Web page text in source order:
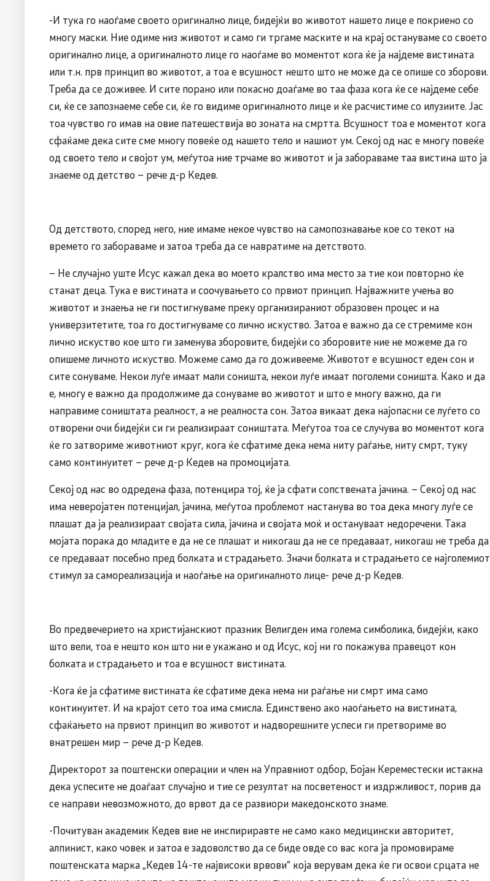
-И тука го наоѓаме своето оригинално лице, бидејќи во животот нашето лице е покриено со
многу маски. Ние одиме низ животот и само ги тргаме маските и на крај остануваме со своето
оригинално лице, а оригиналното лице го наоѓаме во моментот кога ќе ја најдеме вистината
или т.н. прв принцип во животот, а тоа е всушност нешто што не може да се опише со зборови.
Треба да се доживее. И сите порано или покасно доаѓаме во таа фаза кога ќе се најдеме себе
си, ќе се запознаеме себе си, ќе го видиме оригиналното лице и ќе расчистиме со илузиите. Јас
тоа чувство го имав на овие патешествија во зоната на смртта. Всушност тоа е моментот кога
сфаќаме дека сите сме многу повеќе од нашето тело и нашиот ум. Секој од нас е многу повеќе
од своето тело и својот ум, меѓутоа ние трчаме во животот и ја забораваме таа вистина што ја
знаеме од детство – рече д-р Кедев.
Од детството, според него, ние имаме некое чувство на самопознавање кое со текот на
времето го забораваме и затоа треба да се навратиме на детството.
– Не случајно уште Исус кажал дека во моето кралство има место за тие кои повторно ќе
станат деца. Тука е вистината и соочувањето со првиот принцип. Најважните учења во
животот и знаења не ги постигнуваме преку организираниот образовен процес и на
универзитетите, тоа го достигнуваме со лично искуство. Затоа е важно да се стремиме кон
лично искуство кое што ги заменува зборовите, бидејќи со зборовите ние не можеме да го
опишеме личното искуство. Можеме само да го доживееме. Животот е всушност еден сон и
сите сонуваме. Некои луѓе имаат мали соништа, некои луѓе имаат поголеми соништа. Како и да
е, многу е важно да продолжиме да сонуваме во животот и што е многу важно, да ги
направиме соништата реалност, а не реалноста сон. Затоа викаат дека најопасни се луѓето со
отворени очи бидејќи си ги реализираат соништата. Меѓутоа тоа се случува во моментот кога
ќе го затвориме животниот круг, кога ќе сфатиме дека нема ниту раѓање, ниту смрт, туку
само континуитет – рече д-р Кедев на промоцијата.
Секој од нас во одредена фаза, потенцира тој, ќе ја сфати сопствената јачина. – Секој од нас
има неверојатен потенцијал, јачина, меѓутоа проблемот настанува во тоа дека многу луѓе се
плашат да ја реализираат својата сила, јачина и својата моќ и остануваат недоречени. Така
мојата порака до младите е да не се плашат и никогаш да не се предаваат, никогаш не треба да
се предаваат посебно пред болката и страдањето. Значи болката и страдањето се најголемиот
стимул за самореализација и наоѓање на оригиналното лице- рече д-р Кедев.
Во предвечерието на христијанскиот празник Велигден има голема симболика, бидејќи, како
што вели, тоа е нешто кон што ни е укажано и од Исус, кој ни го покажува правецот кон
болката и страдањето и тоа е всушност вистината.
-Кога ќе ја сфатиме вистината ќе сфатиме дека нема ни раѓање ни смрт има само
континуитет. И на крајот сето тоа има смисла. Единствено ако наоѓањето на вистината,
сфаќањето на првиот принцип во животот и надворешните успеси ги претвориме во
внатрешен мир – рече д-р Кедев.
Директорот за поштенски операции и член на Управниот одбор, Бојан Кереместески истакна
дека успесите не доаѓаат случајно и тие се резултат на посветеност и издржливост, порив да
се направи невозможното, до врвот да се развиори македонското знаме.
-Почитуван академик Кедев вие не инспириравте не само како медицински авторитет,
алпинист, како човек и затоа е задоволство да се биде овде со вас кога ја промовираме
поштенската марка „Кедев 14-те највисоки врвови“ која верувам дека ќе ги освои срцата не